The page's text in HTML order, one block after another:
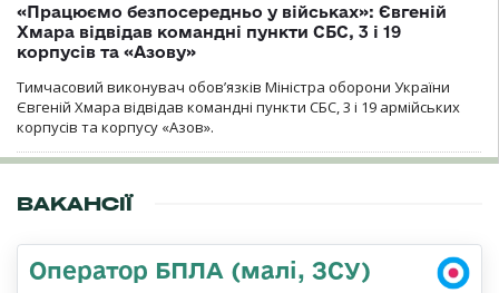
«Працюємо безпосередньо у військах»: Євгеній
Хмара відвідав командні пункти СБС, 3 і 19
корпусів та «Азову»
Тимчасовий виконувач обов’язків Міністра оборони України
Євгеній Хмара відвідав командні пункти СБС, 3 і 19 армійських
корпусів та корпусу «Азов».
ВАКАНСІЇ
Оператор БПЛА (малі, ЗСУ)